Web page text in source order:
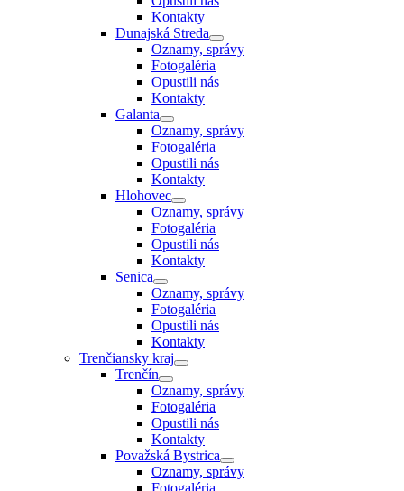
Kontakty
Dunajská Streda
Oznamy, správy
Fotogaléria
Opustili nás
Kontakty
Galanta
Oznamy, správy
Fotogaléria
Opustili nás
Kontakty
Hlohovec
Oznamy, správy
Fotogaléria
Opustili nás
Kontakty
Senica
Oznamy, správy
Fotogaléria
Opustili nás
Kontakty
Trenčiansky kraj
Trenčín
Oznamy, správy
Fotogaléria
Opustili nás
Kontakty
Považská Bystrica
Oznamy, správy
Fotogaléria